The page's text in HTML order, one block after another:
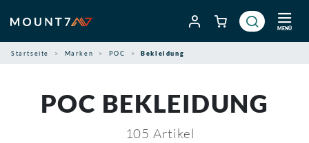
Inhalt
springen
MENÜ
Startseite Marken POC Bekleidung
POC BEKLEIDUNG
105 Artikel